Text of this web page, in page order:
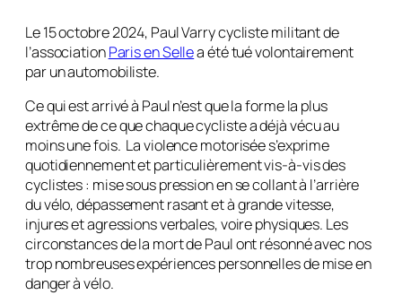
Le 15 octobre 2024, Paul Varry cycliste militant de
l’associationParis en Sellea été tué volontairement
par un automobiliste.
Ce qui est arrivé à Paul n’est que la forme la plus
extrême de ce que chaque cycliste a déjà vécu au
moins une fois. La violence motorisée s’exprime
quotidiennement et particulièrement vis-à-vis des
cyclistes : mise sous pression en se collant à l’arrière
du vélo, dépassement rasant et à grande vitesse,
injures et agressions verbales, voire physiques. Les
circonstances de la mort de Paul ont résonné avec nos
trop nombreuses expériences personnelles de mise en
danger à vélo.